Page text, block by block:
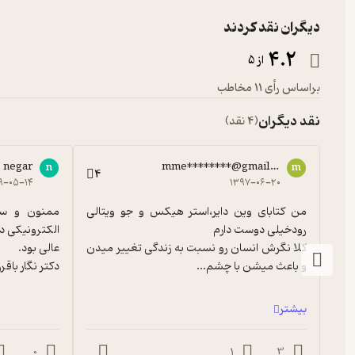
رمز سوم: شما نمی‌توانید چیزی را که ندارید، ببخشید
رمز پنجم: گذشته‌ی خود را رها کنید
رمز ششم: نمی‌توانید مسائل را با همان ذهنی حل کنید که آن‌ها را ایجاد
رمز هفتم: هیچ عصبانیتی قابل توجیه نیست
دیگران نقد کردند
4.2 از 5
براساس رأی 11 مخاطب
نقد دیگران(4 نقد)
m
mme********@gmail.com
۱۳۹۷-۰۶-۲۰ 4
و باعث میشن با چشم...
بیشتر
n
negar
۱۳۹۹-
دکتر نگار